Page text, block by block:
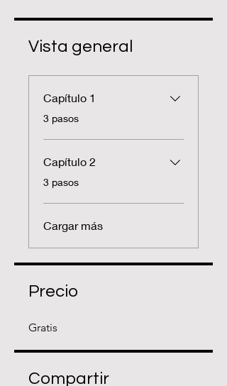
Vista general
Capítulo 1
.3 pasos
Capítulo 2
.3 pasos
Cargar más
Precio
Gratis
Compartir